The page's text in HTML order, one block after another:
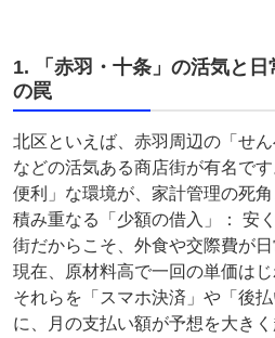
1. 「赤羽・十条」の活気と日
の罠
北区といえば、赤羽周辺の「せ
などの活気ある商店街が有名で
便利」な環境が、家計管理の死角
積み重なる「少額の借入」： 安
街だからこそ、外食や交際費が
現在、原材料高で一回の単価はじ
それらを「スマホ決済」や「後
に、月の支払い額が予想を大き